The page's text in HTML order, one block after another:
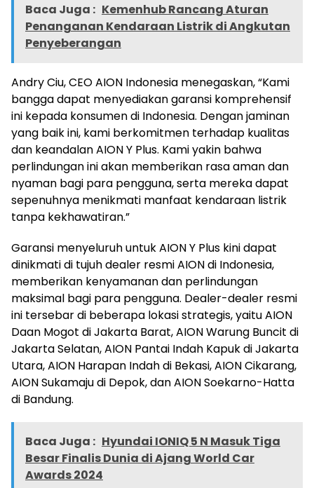
Baca Juga : Kemenhub Rancang Aturan
Penanganan Kendaraan Listrik di Angkutan
Penyeberangan
Andry Ciu, CEO AION Indonesia menegaskan, “Kami
bangga dapat menyediakan garansi komprehensif
ini kepada konsumen di Indonesia. Dengan jaminan
yang baik ini, kami berkomitmen terhadap kualitas
dan keandalan AION Y Plus. Kami yakin bahwa
perlindungan ini akan memberikan rasa aman dan
nyaman bagi para pengguna, serta mereka dapat
sepenuhnya menikmati manfaat kendaraan listrik
tanpa kekhawatiran.”
Garansi menyeluruh untuk AION Y Plus kini dapat
dinikmati di tujuh dealer resmi AION di Indonesia,
memberikan kenyamanan dan perlindungan
maksimal bagi para pengguna. Dealer-dealer resmi
ini tersebar di beberapa lokasi strategis, yaitu AION
Daan Mogot di Jakarta Barat, AION Warung Buncit di
Jakarta Selatan, AION Pantai Indah Kapuk di Jakarta
Utara, AION Harapan Indah di Bekasi, AION Cikarang,
AION Sukamaju di Depok, dan AION Soekarno-Hatta
di Bandung.
Baca Juga : Hyundai IONIQ 5 N Masuk Tiga
Besar Finalis Dunia di Ajang World Car
Awards 2024